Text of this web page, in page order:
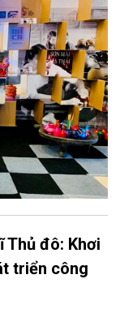
biến vốn cổ
Thủ đô: Khơi
triển công